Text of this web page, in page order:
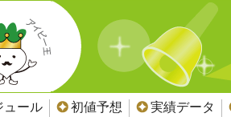
ュール 初値予想 実績データ